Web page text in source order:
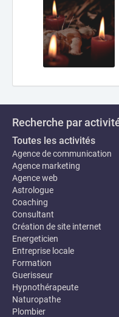
Recherche par
Toutes les activités
Agence de communication
Agence marketing
Agence web
Astrologue
Coaching
Consultant
Création de site internet
Energeticien
Entreprise locale
Formation
Guerisseur
Hypnothérapeute
Naturopathe
Plombier